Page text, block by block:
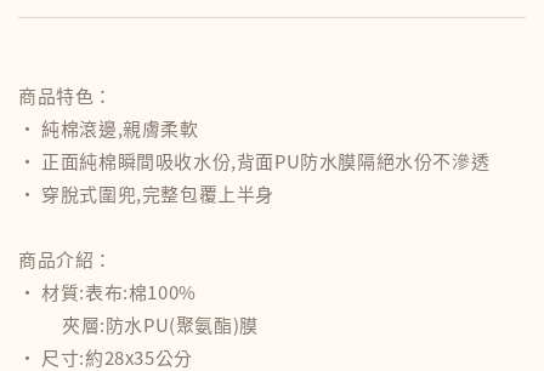
商品特色：
• 純棉滾邊,親膚柔軟
• 正面純棉瞬間吸收水份,背面PU防水膜隔絕水份不滲透
• 穿脫式圍兜,完整包覆上半身
商品介紹：
• 材質:表布:棉100%
夾層:防水PU(聚氨酯)膜
• 尺寸:約28x35公分